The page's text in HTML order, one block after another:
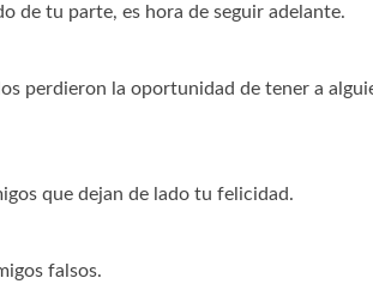
de tu parte, es hora de seguir adelante.
perdieron la oportunidad de tener a
que dejan de lado tu felicidad.
falsos.